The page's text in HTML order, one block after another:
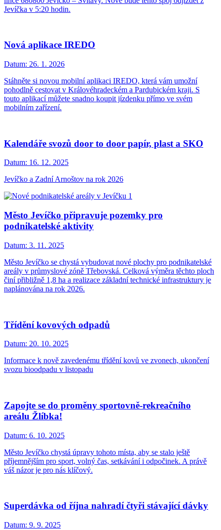
Jevíčka v 5:20 hodin.
Nová aplikace IREDO
Datum: 26. 1. 2026
Stáhněte si novou mobilní aplikaci IREDO, která vám umožní
pohodlně cestovat v Královéhradeckém a Pardubickém kraji. S
touto aplikací můžete snadno koupit jízdenku přímo ve svém
mobilním zařízení.
Kalendáře svozů door to door papír, plast a SKO
Datum: 16. 12. 2025
Jevíčko a Zadní Arnoštov na rok 2026
Město Jevíčko připravuje pozemky pro
podnikatelské aktivity
Datum: 3. 11. 2025
Město Jevíčko se chystá vybudovat nové plochy pro podnikatelské
areály v průmyslové zóně Třebovská. Celková výměra těchto ploch
činí přibližně 1,8 ha a realizace základní technické infrastruktury je
naplánována na rok 2026.
Třídění kovových odpadů
Datum: 20. 10. 2025
Informace k nově zavedenému třídění kovů ve zvonech, ukončení
svozu bioodpadu v listopadu
Zapojte se do proměny sportovně-rekreačního
areálu Žlíbka!
Datum: 6. 10. 2025
Město Jevíčko chystá úpravy tohoto místa, aby se stalo ještě
příjemnějším pro sport, volný čas, setkávání i odpočinek. A právě
váš názor je pro nás klíčový.
Superdávka od října nahradí čtyři stávající dávky
Datum: 9. 9. 2025